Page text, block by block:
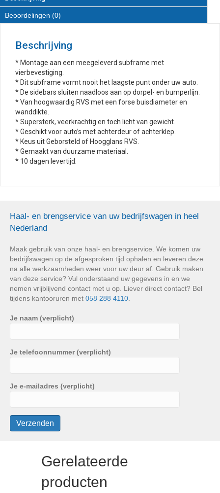
Beoordelingen (0)
Beschrijving
* Montage aan een meegeleverd subframe met
vierbevestiging.
* Dit subframe vormt nooit het laagste punt onder uw auto.
* De sidebars sluiten naadloos aan op dorpel- en bumperlijn.
* Van hoogwaardig RVS met een forse buisdiameter en
wanddikte.
* Supersterk, veerkrachtig en toch licht van gewicht.
* Geschikt voor auto’s met achterdeur of achterklep.
* Keus uit Geborsteld of Hoogglans RVS.
* Gemaakt van duurzame materiaal.
* 10 dagen levertijd.
Haal- en brengservice van uw bedrijfswagen in heel
Nederland
Maak gebruik van onze haal- en brengservice. We komen uw
bedrijfswagen op de afgesproken tijd ophalen en leveren deze
na alle werkzaamheden weer voor uw deur af. Gebruik maken
van deze service? Vul onderstaand uw gegevens in en we
nemen vrijblijvend contact met u op. Liever direct contact? Bel
tijdens kantooruren met 058 288 4110
Je naam (verplicht)
Je telefoonnummer (verplicht)
Je e-mailadres (verplicht)
Gerelateerde
producten